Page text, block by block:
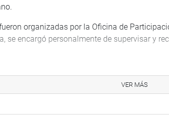
organizadas por la Oficina de
se encargó personalmente de supervisar y
finalidad de invocar a los países para poner
y al significado de vivir en un sociedad
VER MÁS